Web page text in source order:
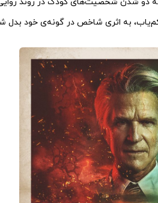
کم‌یاب، به اثری شاخص در گونه‌ی خود